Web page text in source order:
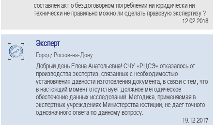
составлен акт о бездоговорном потреблении ни юридически ни
технически не правильно можно ли сделать правовую экспертизу ?
12.02.2018
Эксперт
Город: Ростов-на-Дону
Добрый день Елена Анатольевна! СЧУ «РЦСЭ» отказалось от
производства экспертиз, связанных с необходимостью
установления давности изготовления документа, в связи с тем, что
в настоящий момент отсутствует должное методическое
обеспечение данных исследований. Методика, применяемая в
экспертных учреждениях Министерства юстиции, не дает точного
однозначного ответа по данному вопросу.
19.12.2017